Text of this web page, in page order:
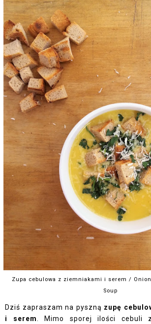
Zupa cebulowa z ziemniakami i serem /
Soup
Dziś zapraszam na pyszną zupę
i serem. Mimo sporej ilości cebuli